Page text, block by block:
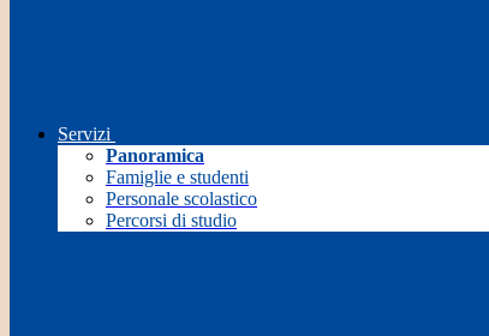
Servizi
Panoramica
Famiglie e studenti
Personale scolastico
Percorsi di studio